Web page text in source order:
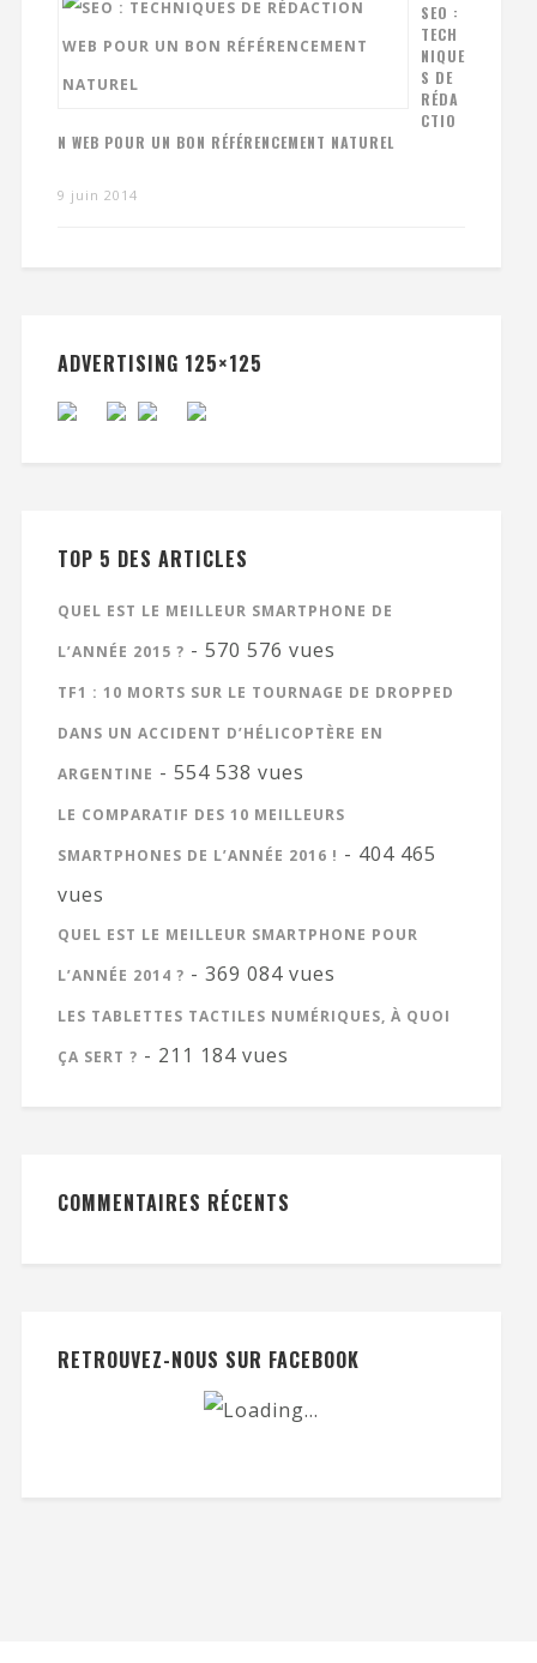
SEO :
TECH
NIQUE
S DE
RÉDA
CTIO
N WEB POUR UN BON RÉFÉRENCEMENT NATUREL
9 juin 2014
ADVERTISING 125×125
TOP 5 DES ARTICLES
QUEL EST LE MEILLEUR SMARTPHONE DE
L’ANNÉE 2015 ? - 570 576 vues
TF1 : 10 MORTS SUR LE TOURNAGE DE DROPPED
DANS UN ACCIDENT D’HÉLICOPTÈRE EN
ARGENTINE - 554 538 vues
LE COMPARATIF DES 10 MEILLEURS
SMARTPHONES DE L’ANNÉE 2016 ! - 404 465
vues
QUEL EST LE MEILLEUR SMARTPHONE POUR
L’ANNÉE 2014 ? - 369 084 vues
LES TABLETTES TACTILES NUMÉRIQUES, À QUOI
ÇA SERT ? - 211 184 vues
COMMENTAIRES RÉCENTS
RETROUVEZ-NOUS SUR FACEBOOK